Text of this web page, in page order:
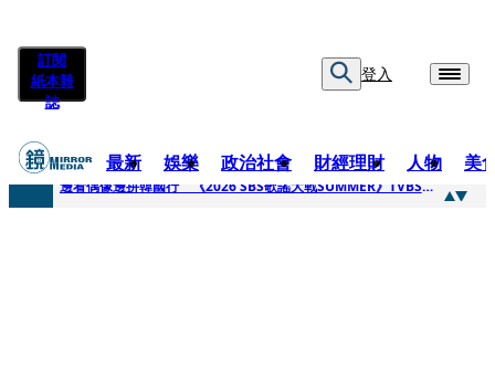
訂閱
紙本雜
誌
登入
最新 娛樂 政治社會 財經理財 人物 美
快訊
邊看偶像邊拚韓國行 《2026 SBS歌謠大戰SUMMER》TVBS直播祭追星福利